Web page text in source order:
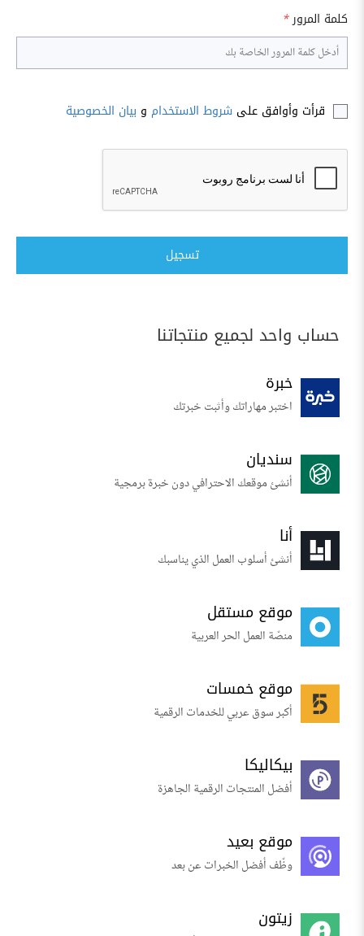
كلمة المرور*
قرأت وأوافق على شروط الاستخدام و بيان الخصوصية
تسجيل
حساب واحد لجميع منتجاتنا
خبرة
اختبر مهاراتك وأثبت خبرتك
سنديان
أنشئ موقعك الاحترافي دون خبرة برمجية
أنا
أنشئ أسلوب العمل الذي يناسبك
موقع مستقل
منصّة العمل الحر العربية
موقع خمسات
أكبر سوق عربي للخدمات الرقمية
بيكاليكا
أفضل المنتجات الرقمية الجاهزة
موقع بعيد
وظّف أفضل الخبرات عن بعد
زيتون